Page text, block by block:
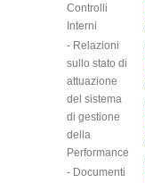
Controlli
Interni
- Relazioni
sullo stato di
attuazione
del sistema
di gestione
della
Performance
- Documenti